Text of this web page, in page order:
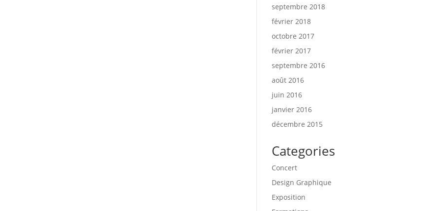
septembre 2018
février 2018
octobre 2017
février 2017
septembre 2016
août 2016
juin 2016
janvier 2016
décembre 2015
Categories
Concert
Design Graphique
Exposition